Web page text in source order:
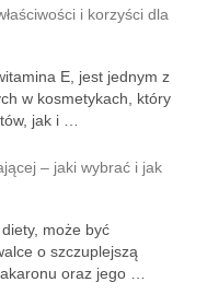
i korzyści dla
E, jest jednym z
w kosmetykach, który
jak i …
– jaki wybrać i jak
może być
o szczuplejszą
oraz jego …